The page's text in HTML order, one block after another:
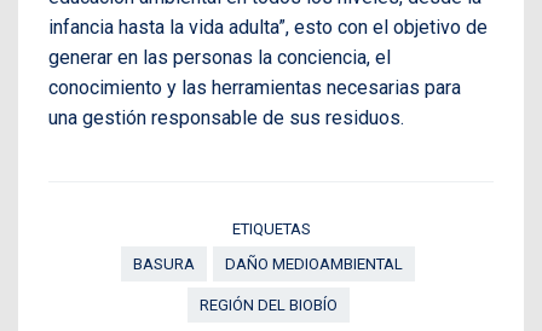
infancia hasta la vida adulta”, esto con el objetivo de
generar en las personas la conciencia, el
conocimiento y las herramientas necesarias para
una gestión responsable de sus residuos.
ETIQUETAS
BASURA
DAÑO MEDIOAMBIENTAL
REGIÓN DEL BIOBÍO